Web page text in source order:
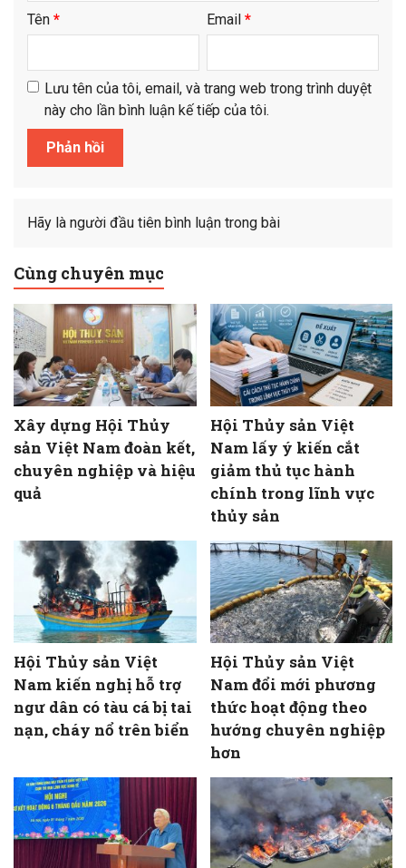
Tên * Email *
Lưu tên của tôi, email, và trang web trong trình duyệt
này cho lần bình luận kế tiếp của tôi.
Hãy là người đầu tiên bình luận trong bài
Cùng chuyên mục
Xây dựng Hội Thủy
sản Việt Nam đoàn kết,
chuyên nghiệp và hiệu
quả
Hội Thủy sản Việt
Nam lấy ý kiến cắt
giảm thủ tục hành
chính trong lĩnh vực
thủy sản
Hội Thủy sản Việt
Nam kiến nghị hỗ trợ
ngư dân có tàu cá bị tai
nạn, cháy nổ trên biển
Hội Thủy sản Việt
Nam đổi mới phương
thức hoạt động theo
hướng chuyên nghiệp
hơn